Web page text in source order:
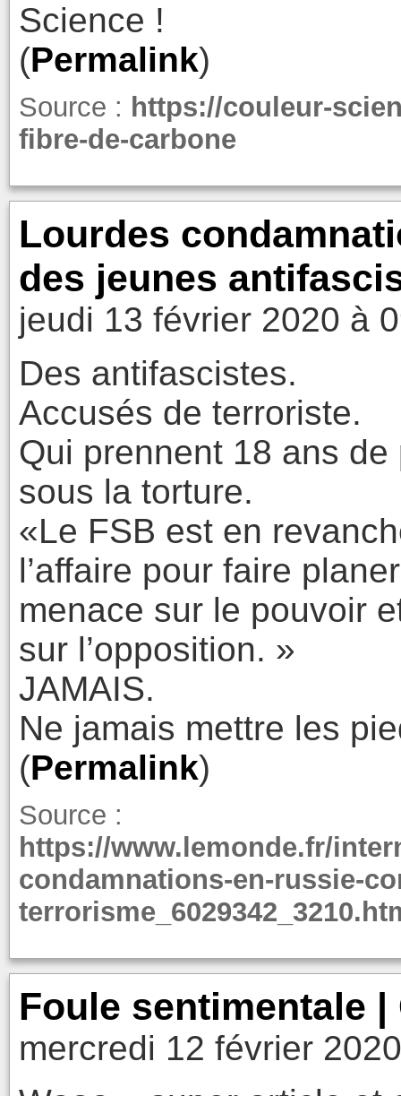
Science !
(Permalink)
Source : https://couleur-
fibre-de-carbone
Lourdes
des jeunes
jeudi 13 février 2020 à
Des antifascistes.
Accusés de terroriste.
Qui prennent 18 ans
sous la torture.
«Le FSB est en
l’affaire pour faire
menace sur le pouvoir
sur l’opposition. »
JAMAIS.
Ne jamais mettre les
(Permalink)
Source :
https://www.lemonde.fr/
condamnations-en-russie-
Foule sentimentale
mercredi 12 février